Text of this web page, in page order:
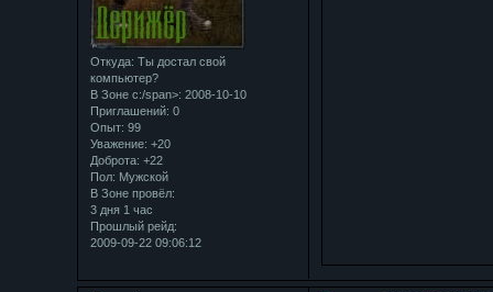
Откуда: Ты достал свой
компьютер?
В Зоне с:/span>: 2008-10-10
Приглашений: 0
Опыт: 99
Уважение: +20
Доброта: +22
Пол: Мужской
В Зоне провёл:
3 дня 1 час
Прошлый рейд:
2009-09-22 09:06:12